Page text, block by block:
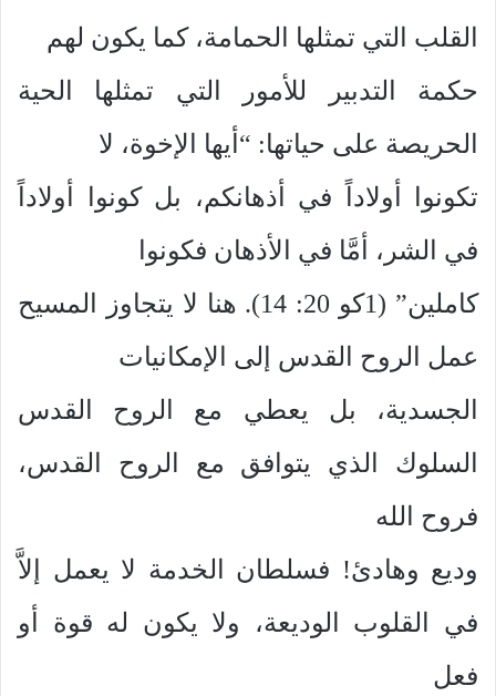
القلب التي تمثلها الحمامة، كما يكون لهم
حكمة التدبير للأمور التي تمثلها الحية
الحريصة على حياتها: “أيها الإخوة، لا
تكونوا أولاداً في أذهانكم، بل كونوا أولاداً
في الشر، أمَّا في الأذهان فكونوا
كاملين” (1كو 20: 14). هنا لا يتجاوز المسيح
عمل الروح القدس إلى الإمكانيات
الجسدية، بل يعطي مع الروح القدس
السلوك الذي يتوافق مع الروح القدس،
فروح الله
وديع وهادئ! فسلطان الخدمة لا يعمل إلاَّ
في القلوب الوديعة، ولا يكون له قوة أو
فعل